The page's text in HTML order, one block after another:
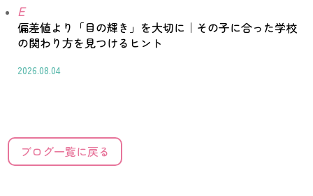
E
偏差値より「目の輝き」を大切に｜その子に合った学校
の関わり方を見つけるヒント
2026.08.04
ブログ一覧に戻る